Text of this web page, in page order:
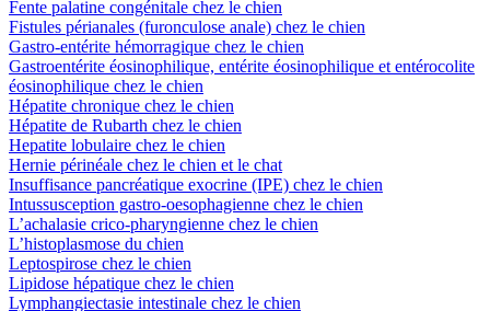
Fente palatine congénitale chez le chien
Fistules périanales (furonculose anale) chez le chien
Gastro-entérite hémorragique chez le chien
Gastroentérite éosinophilique, entérite éosinophilique et entérocolite
éosinophilique chez le chien
Hépatite chronique chez le chien
Hépatite de Rubarth chez le chien
Hepatite lobulaire chez le chien
Hernie périnéale chez le chien et le chat
Insuffisance pancréatique exocrine (IPE) chez le chien
Intussusception gastro-oesophagienne chez le chien
L’achalasie crico-pharyngienne chez le chien
L’histoplasmose du chien
Leptospirose chez le chien
Lipidose hépatique chez le chien
Lymphangiectasie intestinale chez le chien